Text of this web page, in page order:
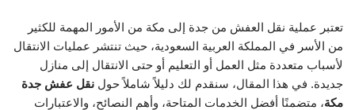
تعتبر عملية نقل العفش من جدة إلى مكة من الأمور المهمة للكثير
من الأسر في المملكة العربية السعودية، حيث تنتشر عمليات الانتقال
لأسباب متعددة مثل العمل أو التعليم أو حتى الانتقال إلى منازل
جديدة. في هذا المقال، سنقدم لك دليلاً شاملاً حول نقل عفش جدة
مكة، متضمنًا أفضل الخدمات المتاحة، وأهم النصائح، والاعتبارات